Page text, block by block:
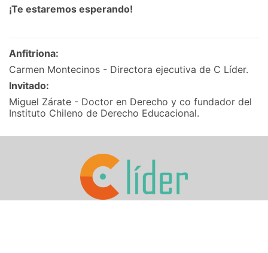
¡Te estaremos esperando!
Anfitriona:
Carmen Montecinos - Directora ejecutiva de C Líder.
Invitado:
Miguel Zárate - Doctor en Derecho y co fundador del
Instituto Chileno de Derecho Educacional.